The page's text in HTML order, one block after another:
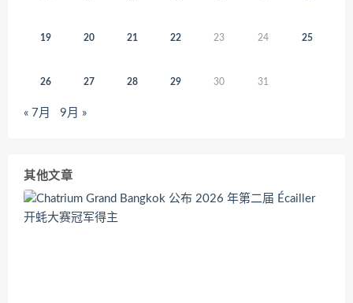
19 20 21 22 23 24 25
26 27 28 29 30 31
« 7月 9月 »
其他文章